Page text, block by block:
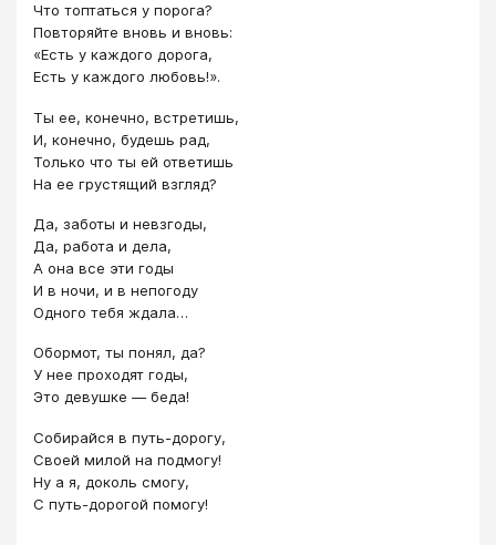
Что топтаться у порога?
Повторяйте вновь и вновь:
«Есть у каждого дорога,
Есть у каждого любовь!».
Ты ее, конечно, встретишь,
И, конечно, будешь рад,
Только что ты ей ответишь
На ее грустящий взгляд?
Да, заботы и невзгоды,
Да, работа и дела,
А она все эти годы
И в ночи, и в непогоду
Одного тебя ждала…
Обормот, ты понял, да?
У нее проходят годы,
Это девушке — беда!
Собирайся в путь-дорогу,
Своей милой на подмогу!
Ну а я, доколь смогу,
С путь-дорогой помогу!